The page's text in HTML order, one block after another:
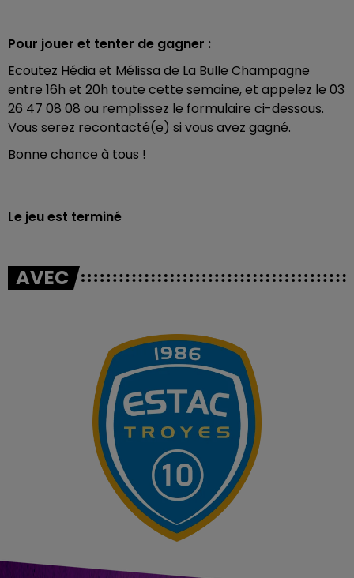
Pour jouer et tenter de gagner :
Ecoutez Hédia et Mélissa de La Bulle Champagne
entre 16h et 20h toute cette semaine, et appelez le 03
26 47 08 08 ou remplissez le formulaire ci-dessous.
Vous serez recontacté(e) si vous avez gagné.
Bonne chance à tous !
Le jeu est terminé
AVEC